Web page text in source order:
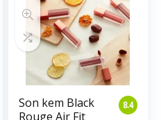
8.4
Son kem Black
Rouge Air Fit